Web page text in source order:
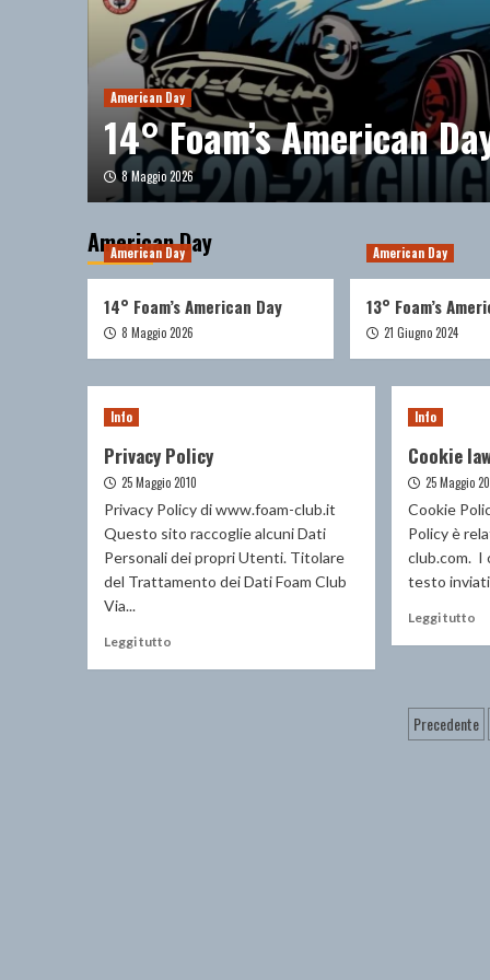
American Day
14° Foam’s American
8 Maggio 2026
American Day
American Day
14° Foam’s American Day
8 Maggio 2026
American Day
13° Foam’s
21 Giugno 2024
Blog
Info
Privacy Policy
25 Maggio 2010
Privacy Policy di www.foam-club.it
Questo sito raccoglie alcuni Dati
Personali dei propri Utenti. Titolare
del Trattamento dei Dati Foam Club
Via...
Leggi tuttoLeggi
Info
Cookie
25 Maggio
Cookie
Policy è
club.com. I
testo
Leggi tutto
law
Precedente